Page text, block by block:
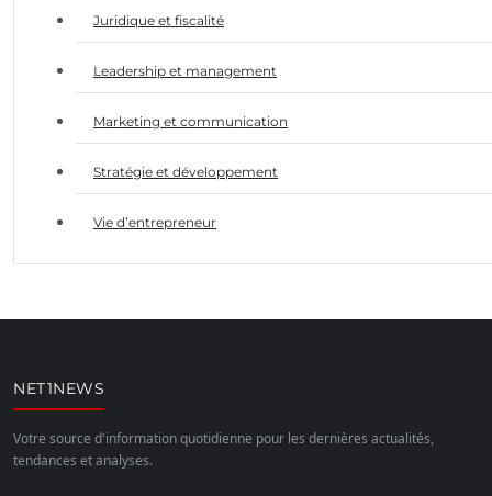
Juridique et fiscalité
Leadership et management
Marketing et communication
Stratégie et développement
Vie d’entrepreneur
NET1NEWS
Votre source d'information quotidienne pour les dernières actualités,
tendances et analyses.